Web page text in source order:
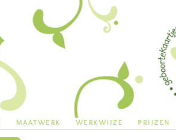
maatwerk werkwijze prijzen